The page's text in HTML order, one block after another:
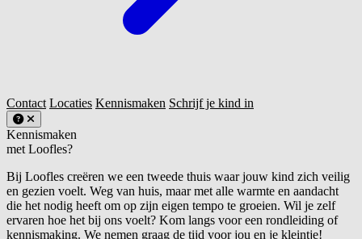
Contact Locaties Kennismaken Schrijf je kind in
Kennismaken
met Loofles?
Bij Loofles creëren we een tweede thuis waar jouw kind zich veilig
en gezien voelt. Weg van huis, maar met alle warmte en aandacht
die het nodig heeft om op zijn eigen tempo te groeien. Wil je zelf
ervaren hoe het bij ons voelt? Kom langs voor een rondleiding of
kennismaking. We nemen graag de tijd voor jou en je kleintje!